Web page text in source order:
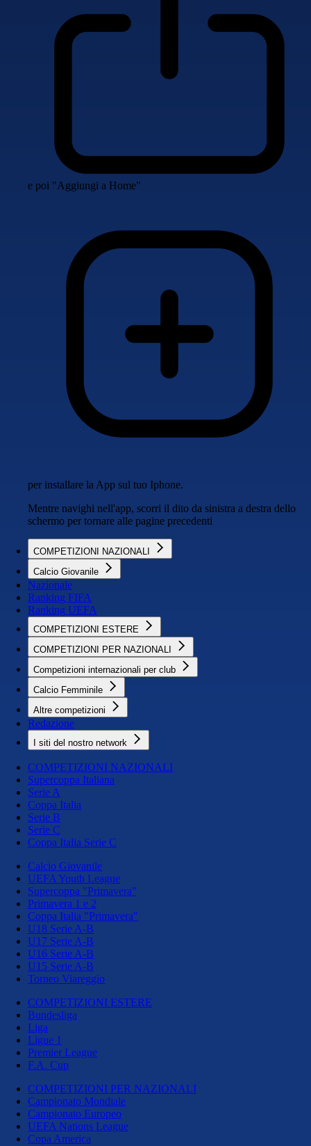
e poi "Aggiungi a Home"
per installare la App sul tuo Iphone.
Mentre navighi nell'app, scorri il dito da sinistra a destra dello
schermo per tornare alle pagine precedenti
COMPETIZIONI NAZIONALI
Calcio Giovanile
Nazionale
Ranking FIFA
Ranking UEFA
COMPETIZIONI ESTERE
COMPETIZIONI PER NAZIONALI
Competizioni internazionali per club
Calcio Femminile
Altre competizioni
Redazione
I siti del nostro network
COMPETIZIONI NAZIONALI
Supercoppa Italiana
Serie A
Coppa Italia
Serie B
Serie C
Coppa Italia Serie C
Calcio Giovanile
UEFA Youth League
Supercoppa "Primavera"
Primavera 1 e 2
Coppa Italia "Primavera"
U18 Serie A-B
U17 Serie A-B
U16 Serie A-B
U15 Serie A-B
Torneo Viareggio
COMPETIZIONI ESTERE
Bundesliga
Liga
Ligue 1
Premier League
F.A. Cup
COMPETIZIONI PER NAZIONALI
Campionato Mondiale
Campionato Europeo
UEFA Nations League
Copa America